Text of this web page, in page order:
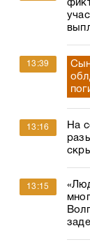
13:39
13:16
На
13:15